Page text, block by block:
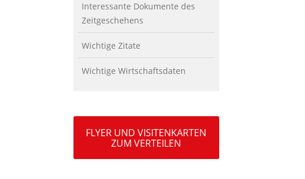
Interessante Dokumente des
Zeitgeschehens
Wichtige Zitate
Wichtige Wirtschaftsdaten
FLYER UND VISITENKARTEN
ZUM VERTEILEN